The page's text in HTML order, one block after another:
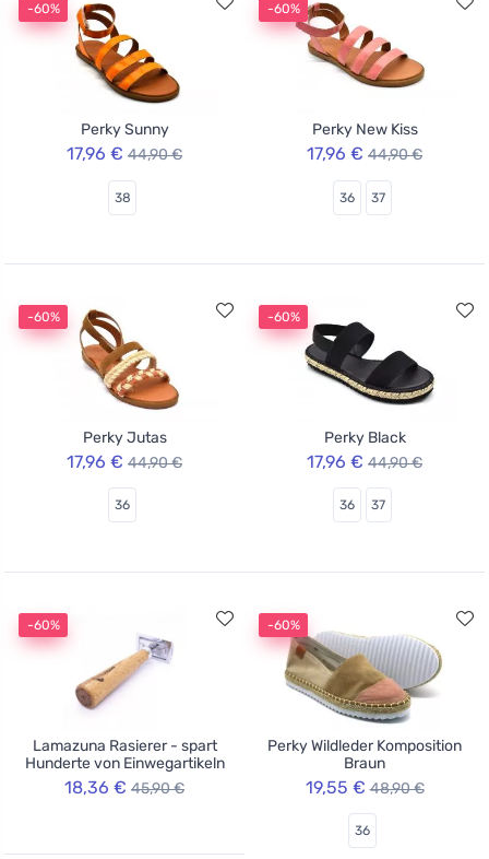
-60%
Perky Sunny
17,96 € 44,90 €
38
-60%
Perky New Kiss
17,96 € 44,90 €
36 37
-60%
Perky Jutas
17,96 € 44,90 €
36
-60%
Perky Black
17,96 € 44,90 €
36 37
-60%
Lamazuna Rasierer - spart
Hunderte von Einwegartikeln
18,36 € 45,90 €
-60%
Perky Wildleder Komposition
Braun
19,55 € 48,90 €
36